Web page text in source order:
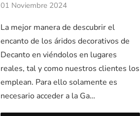
01 Noviembre 2024
La mejor manera de descubrir el
encanto de los áridos decorativos de
Decanto en viéndolos en lugares
reales, tal y como nuestros clientes los
emplean. Para ello solamente es
necesario acceder a la Ga…